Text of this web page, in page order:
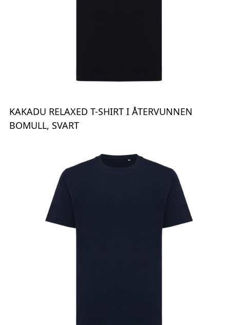
KAKADU RELAXED T-SHIRT I ÅTERVUNNEN
BOMULL, SVART